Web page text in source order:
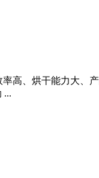
高、烘干能力大、
...